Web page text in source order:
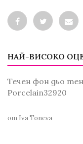
НАЙ-ВИСОКО
Течен фон дьо
Porcelain32920
от Iva Toneva